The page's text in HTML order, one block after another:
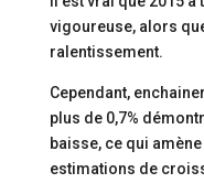
vigoureuse, alors
ralentissement.
Cependant,
plus de 0,7%
baisse, ce qui
estimations de